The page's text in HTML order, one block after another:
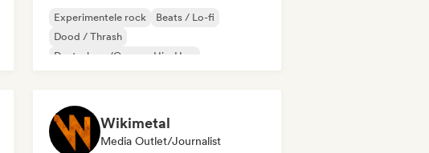
Experimentele rock
Beats / Lo-fi
Dood / Thrash
Deutschrap/German Hip-Hop
Instrumentaal
Wikimetal
Media Outlet/Journalist